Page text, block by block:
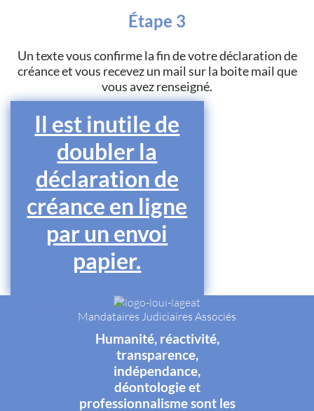
Étape 3
Un texte vous confirme la fin de votre déclaration de
créance et vous recevez un mail sur la boite mail que
vous avez renseigné.
Il est inutile de
doubler la
déclaration de
créance en ligne
par un envoi
papier.
Mandataires Judiciaires Associés
Humanité, réactivité,
transparence,
indépendance,
déontologie et
professionnalisme sont les